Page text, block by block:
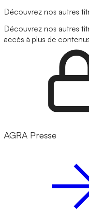
Découvrez nos autres
Découvrez nos autres
accès à plus de
AGRA Presse